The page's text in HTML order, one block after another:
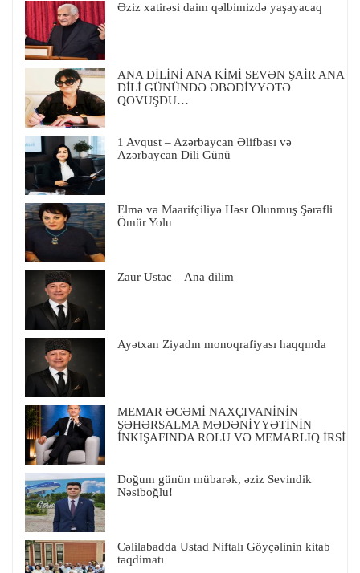
Əziz xatirəsi daim qəlbimizdə yaşayacaq
ANA DİLİNİ ANA KİMİ SEVƏN ŞAİR ANA
DİLİ GÜNÜNDƏ ƏBƏDİYYƏTƏ
QOVUŞDU…
1 Avqust – Azərbaycan Əlifbası və
Azərbaycan Dili Günü
Elmə və Maarifçiliyə Həsr Olunmuş Şərəfli
Ömür Yolu
Zaur Ustac – Ana dilim
Ayətxan Ziyadın monoqrafiyası haqqında
MEMAR ƏCƏMİ NAXÇIVANİNİN
ŞƏHƏRSALMA MƏDƏNİYYƏTİNİN
İNKIŞAFINDA ROLU VƏ MEMARLIQ İRSİ
Doğum günün mübarək, əziz Sevindik
Nəsiboğlu!
Cəlilabadda Ustad Niftalı Göyçəlinin kitab
təqdimatı